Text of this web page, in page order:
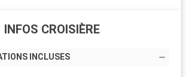
INFOS CROISIÈRE
INCLUSES